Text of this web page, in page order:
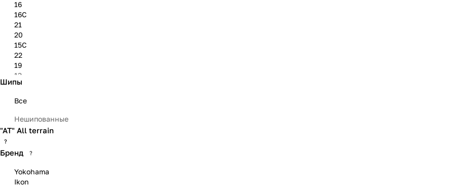
16
16C
21
20
15C
22
19
13
13C
Шипы
Все
Нешипованные
"АТ" All terrain
?
Бренд ?
Yokohama
Ikon